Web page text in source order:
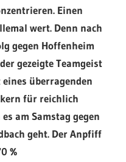
Einen
wert. Denn nach
gegen Hoffenheim
gezeigte Teamgeist
überragenden
für reichlich
am Samstag gegen
geht. Der Anpfiff
%